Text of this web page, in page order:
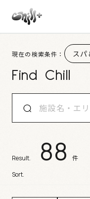
Result. 88 件
Sort.
Find Chill
現在の検索条件： スパ